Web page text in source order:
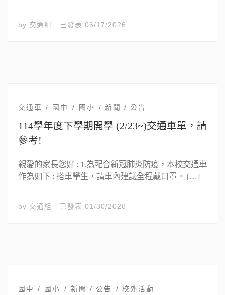
by 交通組 已發表 06/17/2026
交通車 國中 國小 新聞 / 公告
114學年度下學期開學 (2/23~)交通車單，請
參考!
親愛的家長您好 : 1.為配合新冠肺炎防疫，本校交通車
作為如下 : 搭車學生，請車內建議全程戴口罩。 […]
by 交通組 已發表 01/30/2026
國中 國小 新聞 / 公告 校外活動